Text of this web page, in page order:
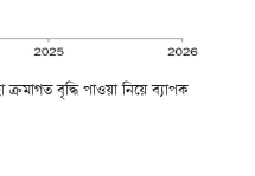
ক্রমাগত বৃদ্ধি পাওয়া নিয়ে ব্যাপক